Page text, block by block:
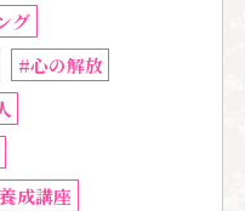
グ
#心の解放
成講座